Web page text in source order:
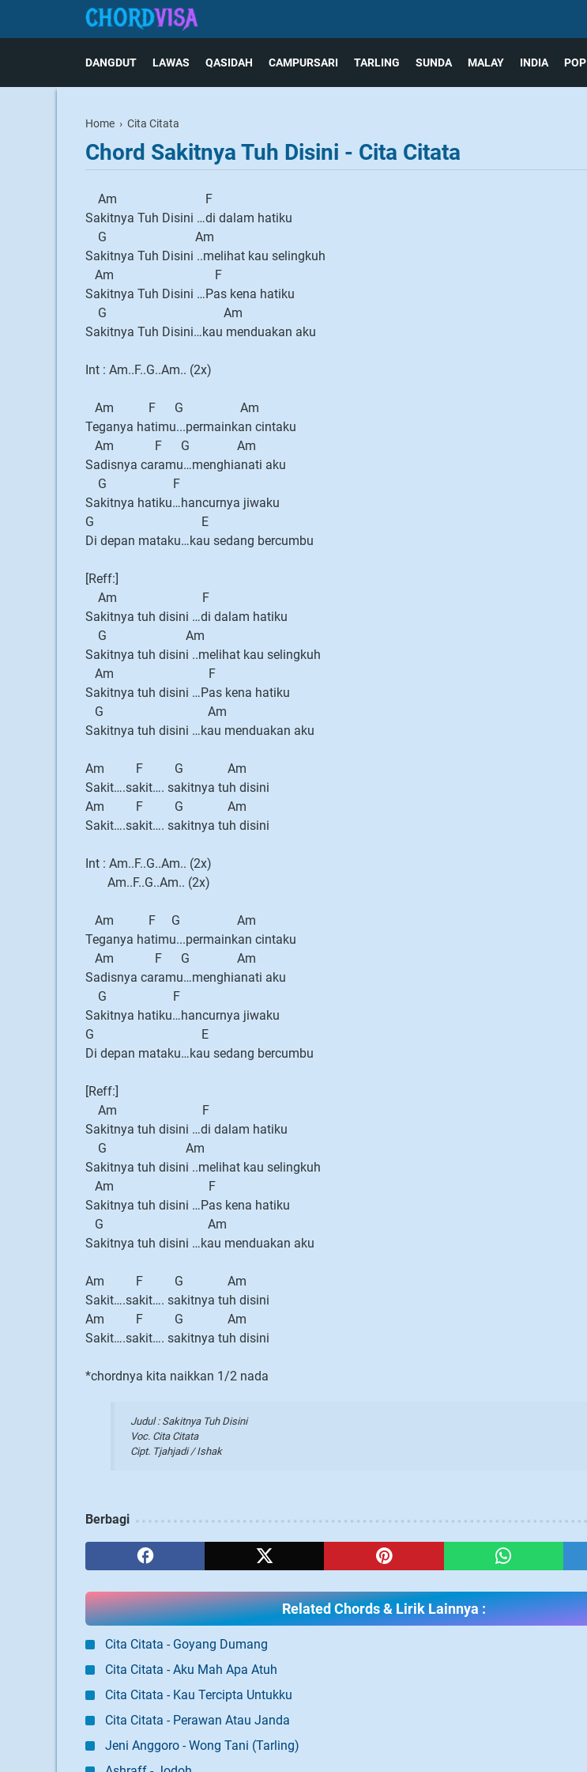
DANGDUT LAWAS QASIDAH CAMPURSARI TARLING SUNDA MALAY INDIA POP
Home › Cita Citata
Chord Sakitnya Tuh Disini - Cita Citata
Am F
Sakitnya Tuh Disini …di dalam hatiku
G Am
Sakitnya Tuh Disini ..melihat kau selingkuh
Am F
Sakitnya Tuh Disini …Pas kena hatiku
G Am
Sakitnya Tuh Disini…kau menduakan aku
Int : Am..F..G..Am.. (2x)
Am F G Am
Teganya hatimu...permainkan cintaku
Am F G Am
Sadisnya caramu…menghianati aku
G F
Sakitnya hatiku…hancurnya jiwaku
G E
Di depan mataku…kau sedang bercumbu
[Reff:]
Am F
Sakitnya tuh disini …di dalam hatiku
G Am
Sakitnya tuh disini ..melihat kau selingkuh
Am F
Sakitnya tuh disini …Pas kena hatiku
G Am
Sakitnya tuh disini …kau menduakan aku
Am F G Am
Sakit….sakit…. sakitnya tuh disini
Am F G Am
Sakit….sakit…. sakitnya tuh disini
Int : Am..F..G..Am.. (2x)
Am..F..G..Am.. (2x)
Am F G Am
Teganya hatimu...permainkan cintaku
Am F G Am
Sadisnya caramu…menghianati aku
G F
Sakitnya hatiku…hancurnya jiwaku
G E
Di depan mataku…kau sedang bercumbu
[Reff:]
Am F
Sakitnya tuh disini …di dalam hatiku
G Am
Sakitnya tuh disini ..melihat kau selingkuh
Am F
Sakitnya tuh disini …Pas kena hatiku
G Am
Sakitnya tuh disini …kau menduakan aku
Am F G Am
Sakit….sakit…. sakitnya tuh disini
Am F G Am
Sakit….sakit…. sakitnya tuh disini
*chordnya kita naikkan 1/2 nada
Judul : Sakitnya Tuh Disini
Voc. Cita Citata
Cipt. Tjahjadi / Ishak
Berbagi
Related Chords & Lirik Lainnya :
Cita Citata - Goyang Dumang
Cita Citata - Aku Mah Apa Atuh
Cita Citata - Kau Tercipta Untukku
Cita Citata - Perawan Atau Janda
Jeni Anggoro - Wong Tani (Tarling)